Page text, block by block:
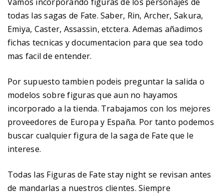
todas las sagas de Fate. Saber, Rin, Archer, Sakura,
Emiya, Caster, Assassin, etctera. Ademas añadimos
fichas tecnicas y documentacion para que sea todo
mas facil de entender.
Por supuesto tambien podeis preguntar la salida o
modelos sobre figuras que aun no hayamos
incorporado a la tienda. Trabajamos con los mejores
proveedores de Europa y España. Por tanto podemos
buscar cualquier figura de la saga de Fate que le
interese.
Todas las Figuras de Fate stay night se revisan antes
de mandarlas a nuestros clientes. Siempre